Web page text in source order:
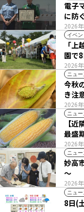
2026
電子
に防
イベン
2026
「
園で
ニュー
2026
今秋のブ
き注
ニュー
2026
【
最盛
い列
ニュー
2026
妙高
～
ニュー